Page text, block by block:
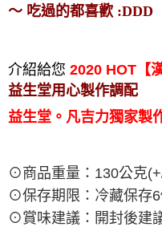
～ 吃過的都喜歡 :DDD
介紹給您 2020 HOT【
益生堂用心製作調配
益生堂。凡吉力獨家製
⊙商品重量：130公克
⊙保存期限：冷藏保存6
⊙賞味建議：開封後建